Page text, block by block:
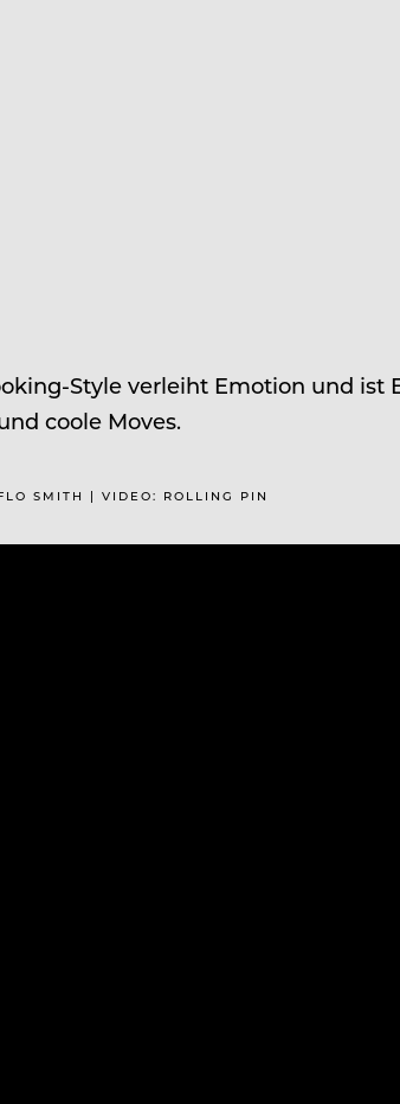
Style verleiht Emotion und ist
coole Moves.
SMITH | VIDEO: ROLLING PIN